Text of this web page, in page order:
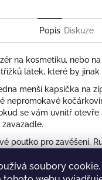
soubory cookie.
Popis Diskuze
na kosmetiku, nebo
látek, které by
menší kapsička na
nepromokavé
se vám uvnitř otevře
poutko pro zavěšení.